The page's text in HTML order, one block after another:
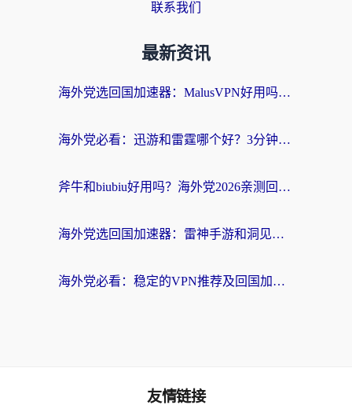
联系我们
最新资讯
海外党选回国加速器：MalusVPN好用吗？和快帆VPN哪个好？附真实对比与避坑指南
海外党必看：迅游和雷霆哪个好？3分钟教你选对回国加速器，无缝刷国内剧玩手游
斧牛和biubiu好用吗？海外党2026亲测回国加速器指南，附番茄加速器深度体验
海外党选回国加速器：雷神手游和洞见哪个好？附iPhone免费VPN推荐及ChickCNUfunR实测
海外党必看：稳定的VPN推荐及回国加速器选择全攻略——告别地域限制，轻松刷国内资源
友情链接